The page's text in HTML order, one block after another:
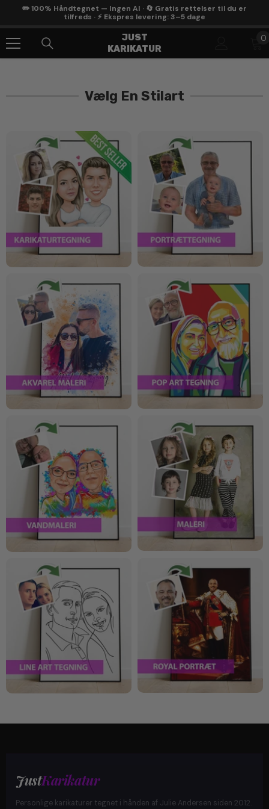
Gå Til Indhold
✏️ 100% Håndtegnet — Ingen AI · 🔄 Gratis rettelser til du er
tilfreds · ⚡ Ekspres levering: 3–5 dage
JUST
KARIKATUR
0
0
Vælg En Stilart
JustKarikatur
Personlige karikaturer tegnet i hånden af Julie Andersen siden 2012.